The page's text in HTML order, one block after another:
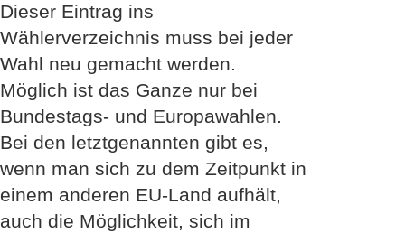
Dieser Eintrag ins
Wählerverzeichnis muss bei jeder
Wahl neu gemacht werden.
Möglich ist das Ganze nur bei
Bundestags- und Europawahlen.
Bei den letztgenannten gibt es,
wenn man sich zu dem Zeitpunkt in
einem anderen EU-Land aufhält,
auch die Möglichkeit, sich im